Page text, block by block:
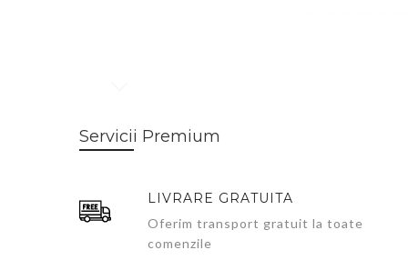
to
the
the
images
Servicii Premium
LIVRARE GRATUITA
Oferim transport gratuit la toate
comenzile